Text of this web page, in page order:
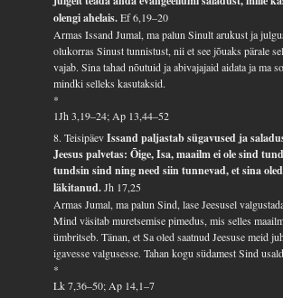
olengi ahelais.Ef 6,19–20
Armas Issand Jumal, ma palun Sinult arukust ja
olukorras Sinust tunnistust, nii et see jõuaks pärale
vajab. Sina tahad nõutuid ja abivajajaid aidata ja ma
mindki selleks kasutaksid.
*
1Jh 3,19–24; Ap 13,44–52
8. TeisipäevIssand paljastab sügavused ja
Jeesus palvetas: Õige, Isa, maailm ei ole sind
tundsin sind ning need siin tunnevad, et sina
läkitanud.Jh 17,25
Armas Jumal, ma palun Sind, lase Jeesusel
Mind väsitab muretsemise pimedus, mis selles
ümbritseb. Tänan, et Sa oled saatnud Jeesuse meid
igavesse valgusesse. Tahan kogu südamest Sind
*
Lk 7,36–50; Ap 14,1–7